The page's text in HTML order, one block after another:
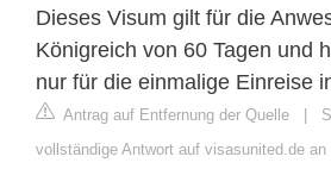
Dieses Visum gilt für die
Königreich von 60 Tagen und
nur für die einmalige Einreise
Antrag auf Entfernung der Quelle
vollständige Antwort auf visasunited.de an